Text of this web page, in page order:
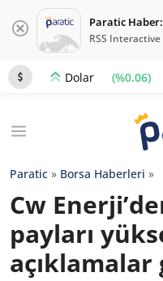
Paratic
RSS Interactive
Dolar (%0.06)
Paratic » Borsa Haberleri »
Cw
payları
açıklamalar